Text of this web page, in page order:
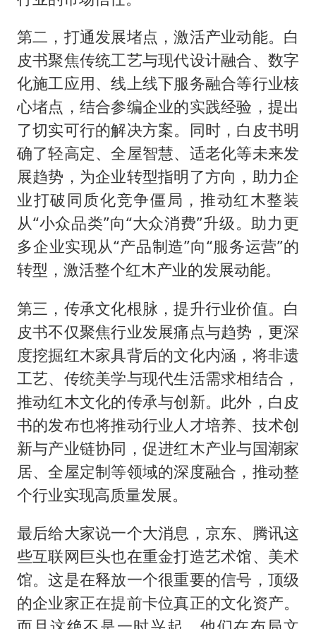
第二，打通发展堵点，激活产业动能。白
皮书聚焦传统工艺与现代设计融合、数字
化施工应用、线上线下服务融合等行业核
心堵点，结合参编企业的实践经验，提出
了切实可行的解决方案。同时，白皮书明
确了轻高定、全屋智慧、适老化等未来发
展趋势，为企业转型指明了方向，助力企
业打破同质化竞争僵局，推动红木整装
从“小众品类”向“大众消费”升级。助力更
多企业实现从“产品制造”向“服务运营”的
转型，激活整个红木产业的发展动能。
第三，传承文化根脉，提升行业价值。白
皮书不仅聚焦行业发展痛点与趋势，更深
度挖掘红木家具背后的文化内涵，将非遗
工艺、传统美学与现代生活需求相结合，
推动红木文化的传承与创新。此外，白皮
书的发布也将推动行业人才培养、技术创
新与产业链协同，促进红木产业与国潮家
居、全屋定制等领域的深度融合，推动整
个行业实现高质量发展。
最后给大家说一个大消息，京东、腾讯这
些互联网巨头也在重金打造艺术馆、美术
馆。这是在释放一个很重要的信号，顶级
的企业家正在提前卡位真正的文化资产。